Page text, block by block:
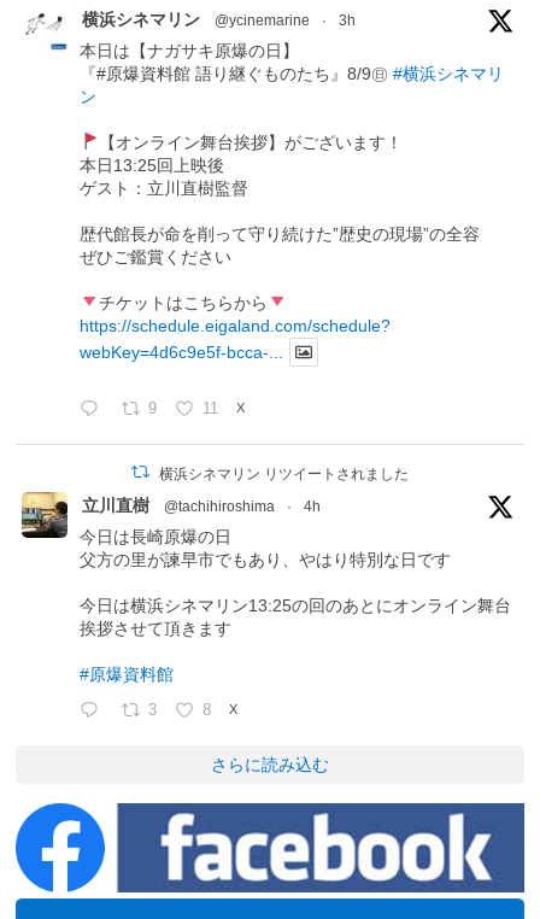
横浜シネマリン @ycinemarine · 3h
本日は【ナガサキ原爆の日】
『#原爆資料館 語り継ぐものたち』8/9㊐#横浜シネマリ
ン
【オンライン舞台挨拶】がございます！
本日13:25回上映後
ゲスト：立川直樹監督
歴代館長が命を削って守り続けた”歴史の現場”の全容
ぜひご鑑賞ください
チケットはこちらから
https://schedule.eigaland.com/schedule?
webKey=4d6c9e5f-bcca-...
9 11 X
横浜シネマリン リツイートされました
立川直樹 @tachihiroshima · 4h
今日は長崎原爆の日
父方の里が諫早市でもあり、やはり特別な日です
今日は横浜シネマリン13:25の回のあとにオンライン舞台
挨拶させて頂きます
#原爆資料館
3 8 X
さらに読み込む